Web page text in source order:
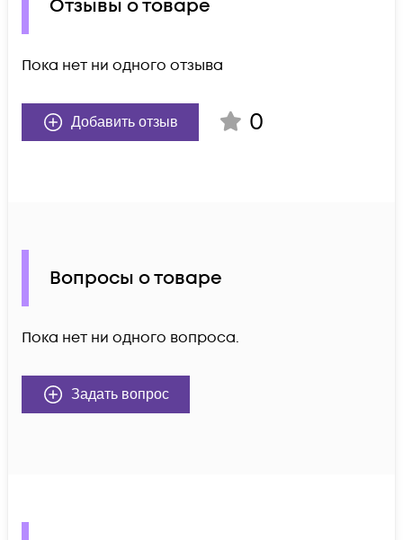
Отзывы о товаре
Пока нет ни одного отзыва
Добавить отзыв 0
Вопросы о товаре
Пока нет ни одного вопроса.
Задать вопрос